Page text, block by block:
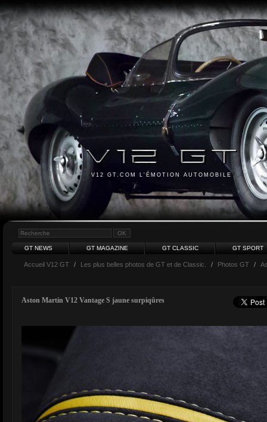
V12 GT.COM L'ÉMOTION AUTOMOBILE
GT NEWS GT MAGAZINE GT CLASSIC GT SPORT
Accueil V12 GT / Les plus belles photos de GT et de Classic. / Photos GT /
Aston Martin V12 Vantage S jaune surpiqûres